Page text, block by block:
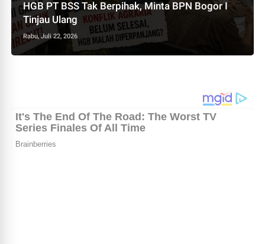
HGB PT BSS Tak Berpihak, Minta BPN Bogor I
Tinjau Ulang
Rabu, Juli 22, 2026